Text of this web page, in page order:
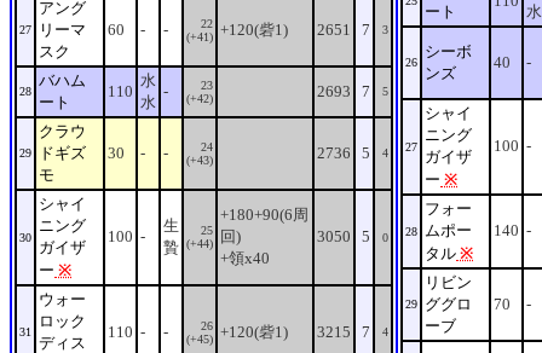
27
アング
リーマ
スク
60 - -
22
(+41) +120(砦1) 2651 7 3
28
バハム
ート
110
水
水
-
23
(+42)
2693 7 5
29
クラウ
ドギズ
モ
30 - -
24
(+43)
2736 5 4
30
シャイ
ニング
ガイザ
ー ※
100 -
生
贄
25
(+44)
+180+90(6周
回)
+領x40
3050 5 0
31
ウォー
ロック
ディス
110 - -
26
(+45) +120(砦1) 3215 7 4
ート
水
26
シーボ
ンズ
40 -
27
シャイ
ニング
ガイザ
ー ※
100 -
28
フォー
ムポー
タル ※
140 -
29
リビン
ググロ
ーブ
70 -